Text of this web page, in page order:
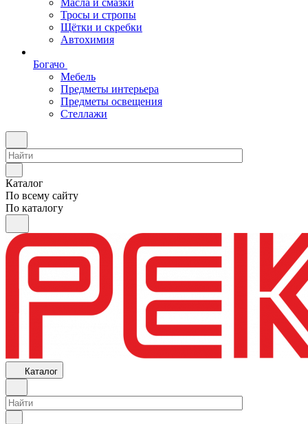
Масла и смазки
Тросы и стропы
Щётки и скребки
Автохимия
Богачо
Мебель
Предметы интерьера
Предметы освещения
Стеллажи
Каталог
По всему сайту
По каталогу
Каталог